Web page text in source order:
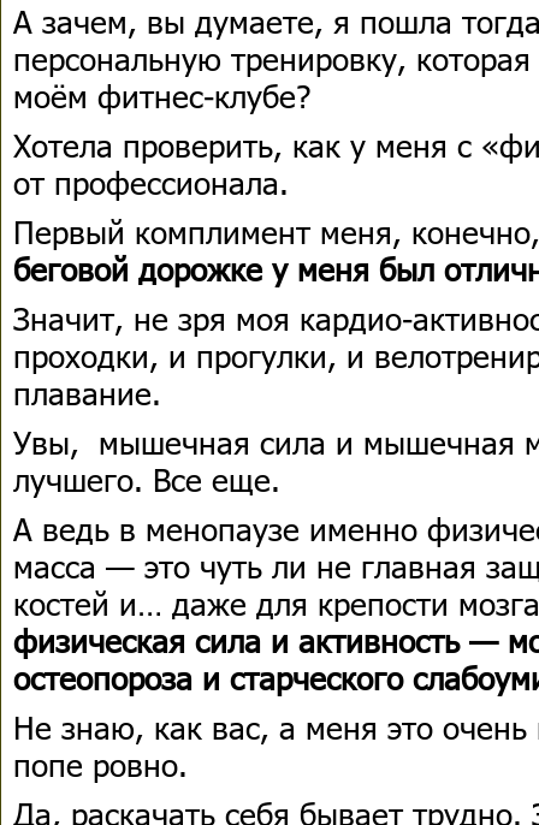
А зачем, вы думаете, я пошла
персональную тренировку,
моём фитнес-клубе?
Хотела проверить, как у меня с
от профессионала.
Первый комплимент меня,
беговой дорожке у меня был
Значит, не зря моя кардио-
проходки, и прогулки, и
плавание.
Увы, мышечная сила и мышечная
лучшего. Все еще.
А ведь в менопаузе именно
масса — это чуть ли не главная
костей и… даже для крепости
физическая сила и активность —
остеопороза и старческого
Не знаю, как вас, а меня это
попе ровно.
Да, раскачать себя бывает